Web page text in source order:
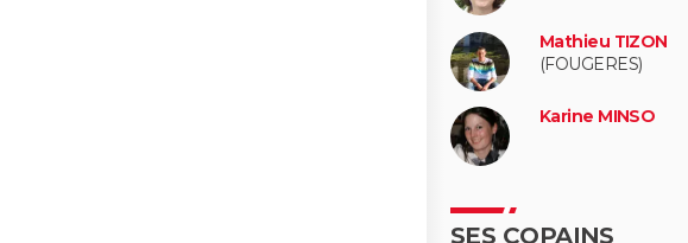
Mathieu TIZON
(FOUGERES)
Karine MINSO
SES COPAINS